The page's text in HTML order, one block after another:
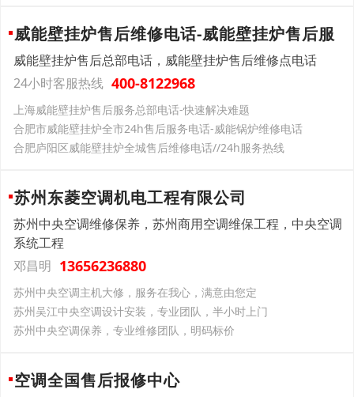
威能壁挂炉售后维修电话-威能壁挂炉售后服
威能壁挂炉售后总部电话，威能壁挂炉售后维修点电话
24小时客服热线 400-8122968
上海威能壁挂炉售后服务总部电话-快速解决难题
合肥市威能壁挂炉全市24h售后服务电话-威能锅炉维修电话
合肥庐阳区威能壁挂炉全城售后维修电话//24h服务热线
苏州东菱空调机电工程有限公司
苏州中央空调维修保养，苏州商用空调维保工程，中央空调
系统工程
邓昌明 13656236880
苏州中央空调主机大修，服务在我心，满意由您定
苏州吴江中央空调设计安装，专业团队，半小时上门
苏州中央空调保养，专业维修团队，明码标价
空调全国售后报修中心